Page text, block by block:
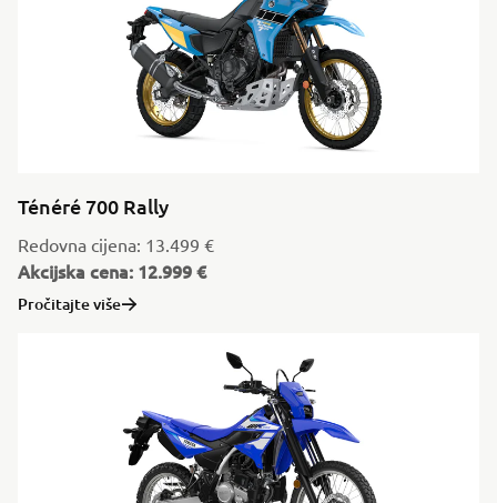
Ténéré 700 Rally
Redovna cijena: 13.499 €
Akcijska cena: 12.999 €
Pročitajte više